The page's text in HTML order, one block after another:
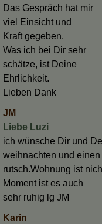
Das Gespräch hat mir
viel Einsicht und
Kraft gegeben.
Was ich bei Dir sehr
schätze, ist Deine
Ehrlichkeit.
Lieben Dank
JM
Liebe Luzi
ich wünsche Dir und
weihnachten und einen
rutsch.Wohnung ist
Moment ist es auch
sehr ruhig lg JM
Karin